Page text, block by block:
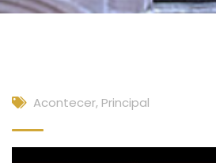
Acontecer, Principal